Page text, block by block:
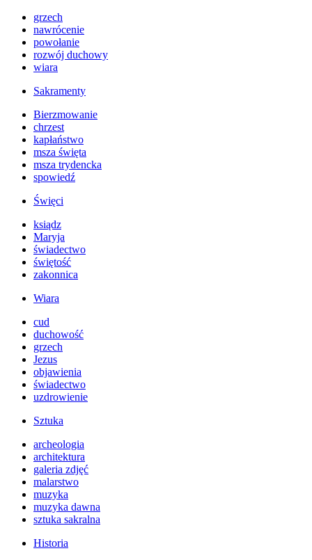
grzech
nawrócenie
powołanie
rozwój duchowy
wiara
Sakramenty
Bierzmowanie
chrzest
kapłaństwo
msza święta
msza trydencka
spowiedź
Święci
ksiądz
Maryja
świadectwo
świętość
zakonnica
Wiara
cud
duchowość
grzech
Jezus
objawienia
świadectwo
uzdrowienie
Sztuka
archeologia
architektura
galeria zdjęć
malarstwo
muzyka
muzyka dawna
sztuka sakralna
Historia